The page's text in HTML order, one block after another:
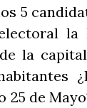
5
la
la
de